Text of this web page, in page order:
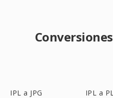
IPL a JPG IPL a